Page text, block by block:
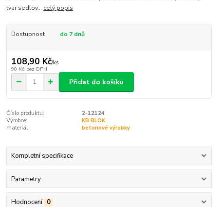
tvar sedlov... celý popis
Dostupnost do 7 dnů
108,90 Kč/ks
90 Kč bez DPH
Přidat do košíku
Číslo produktu:
2-12124
Výrobce:
KB BLOK
materiál:
betonové výrobky
Kompletní specifikace
Parametry
Hodnocení 0